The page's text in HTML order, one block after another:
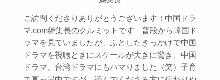
ご訪問くださりありがとうございます！中国ドラ
マ.com編集長のクルミットです！普段から韓国ド
ラマを見ていましたが、ふとしたきっかけで中国
ドラマを視聴ときにスケールが大きに驚き、中国
ドラマ、台湾ドラマにもハマりました（笑）子育